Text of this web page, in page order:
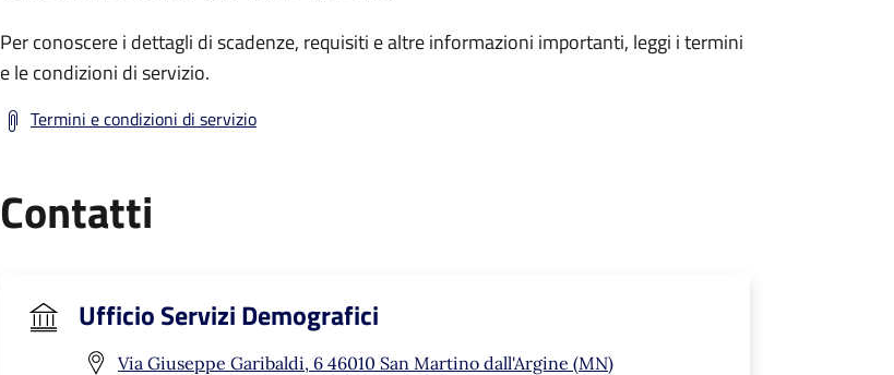
Per conoscere i dettagli di scadenze, requisiti e altre informazioni importanti, leggi i termini
e le condizioni di servizio.
Termini e condizioni di servizio
Contatti
Ufficio Servizi Demografici
Via Giuseppe Garibaldi, 6 46010 San Martino dall'Argine (MN)